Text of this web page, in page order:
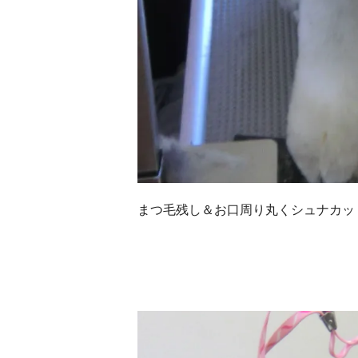
まつ毛残し＆お口周り丸くシュナカッ